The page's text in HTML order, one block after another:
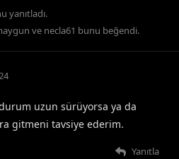
yanıtladı.
ve necla61 bunu beğendi.
uzun sürüyorsa ya da
gitmeni tavsiye ederim.
Yanıtla